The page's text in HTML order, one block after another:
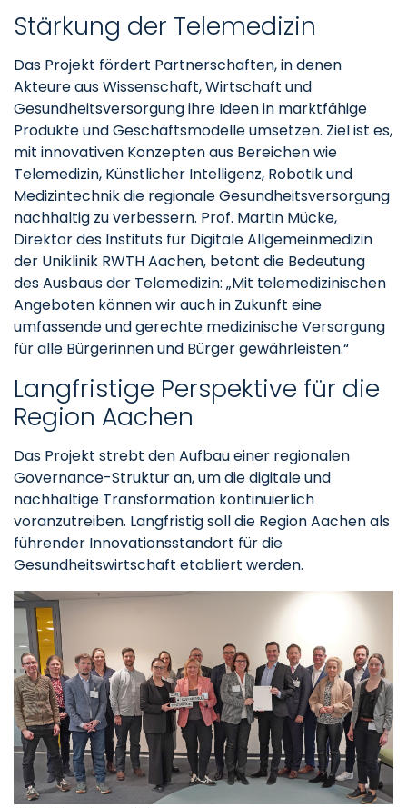
Stärkung der Telemedizin
Das Projekt fördert Partnerschaften, in denen
Akteure aus Wissenschaft, Wirtschaft und
Gesundheitsversorgung ihre Ideen in marktfähige
Produkte und Geschäftsmodelle umsetzen. Ziel ist es,
mit innovativen Konzepten aus Bereichen wie
Telemedizin, Künstlicher Intelligenz, Robotik und
Medizintechnik die regionale Gesundheitsversorgung
nachhaltig zu verbessern. Prof. Martin Mücke,
Direktor des Instituts für Digitale Allgemeinmedizin
der Uniklinik RWTH Aachen, betont die Bedeutung
des Ausbaus der Telemedizin: „Mit telemedizinischen
Angeboten können wir auch in Zukunft eine
umfassende und gerechte medizinische Versorgung
für alle Bürgerinnen und Bürger gewährleisten.“
Langfristige Perspektive für die
Region Aachen
Das Projekt strebt den Aufbau einer regionalen
Governance-Struktur an, um die digitale und
nachhaltige Transformation kontinuierlich
voranzutreiben. Langfristig soll die Region Aachen als
führender Innovationsstandort für die
Gesundheitswirtschaft etabliert werden.